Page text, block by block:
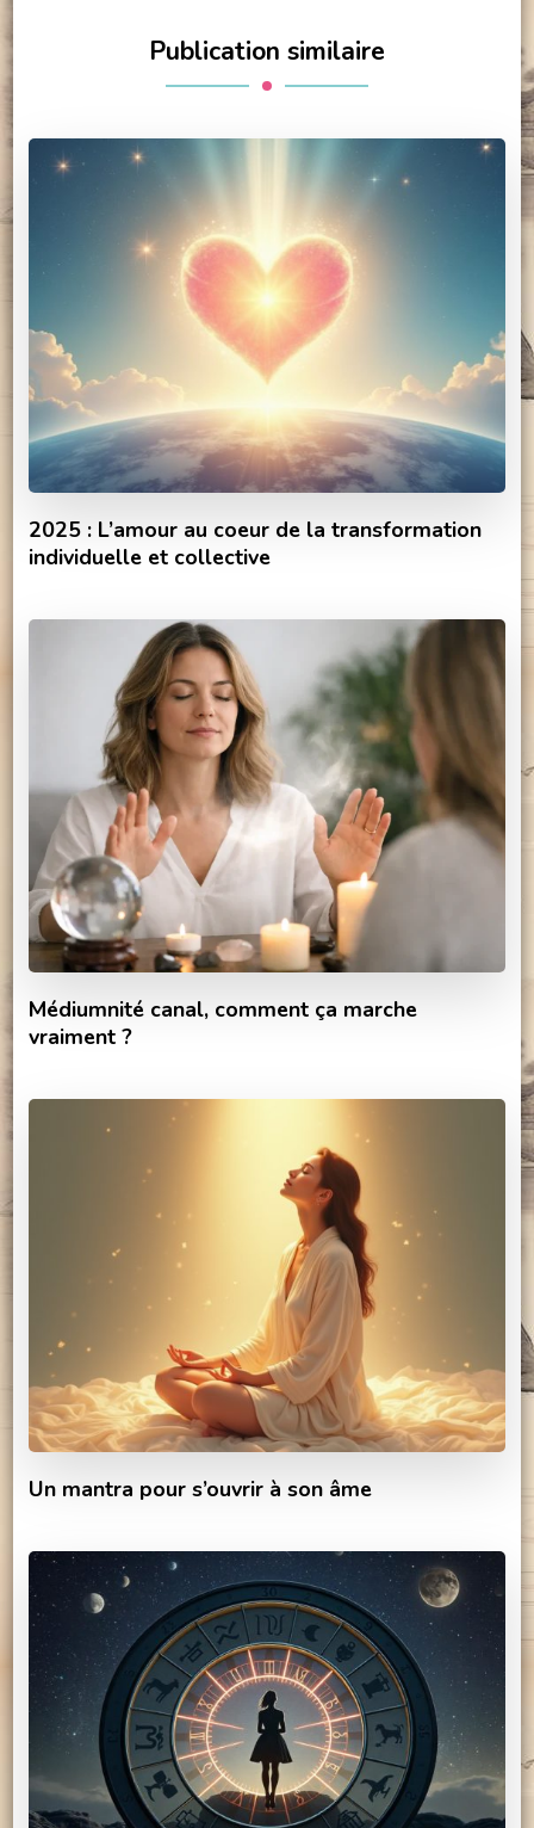
Publication similaire
2025 : L’amour au coeur de la transformation
individuelle et collective
Médiumnité canal, comment ça marche
vraiment ?
Un mantra pour s’ouvrir à son âme